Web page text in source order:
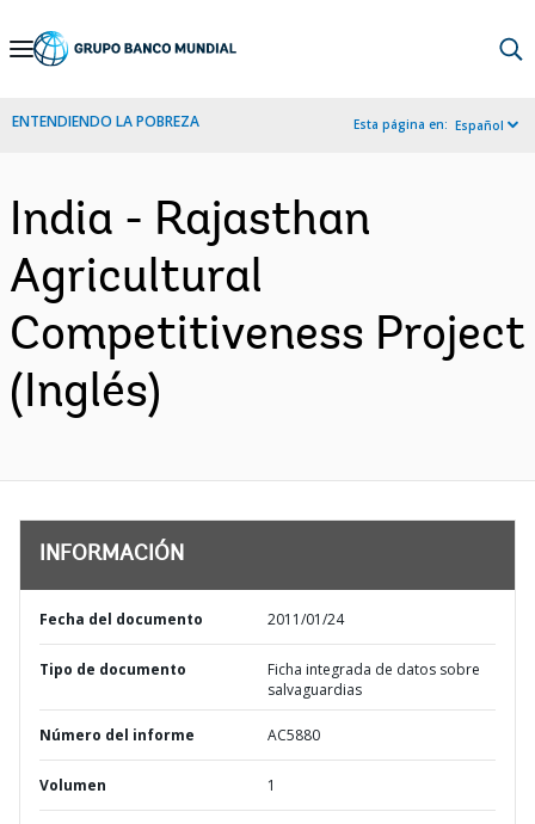
Skip
Navigation
ENTENDIENDO LA POBREZA Esta página en: Español
India - Rajasthan
Agricultural
Competitiveness Project
(Inglés)
INFORMACIÓN
Fecha del documento 2011/01/24
Tipo de documento
Ficha integrada de datos sobre
salvaguardias
Número del informe AC5880
Volumen 1